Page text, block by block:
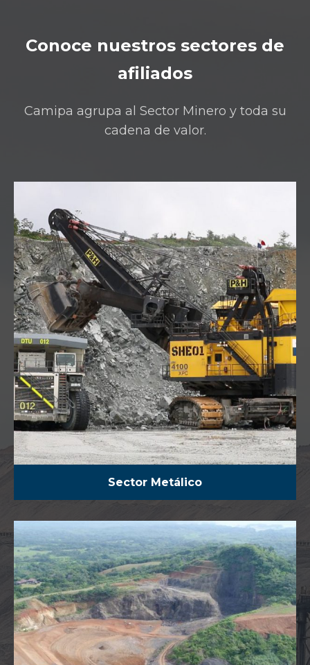
Conoce nuestros sectores de
afiliados
Camipa agrupa al Sector Minero y toda su
cadena de valor.
Sector Metálico